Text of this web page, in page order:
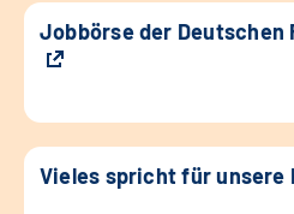
Jobbörse der Deutschen
Vieles spricht für unsere